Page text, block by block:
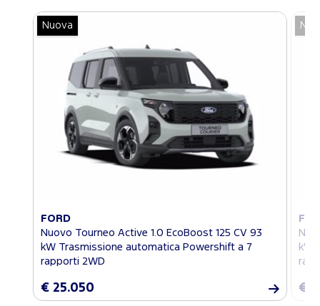
Nuova
FORD
Nuovo Tourneo Active 1.0 EcoBoost 125 CV 93
kW Trasmissione automatica Powershift a 7
rapporti 2WD
€ 25.050
kW
€